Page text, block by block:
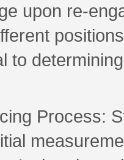
upon re-
to
Process: